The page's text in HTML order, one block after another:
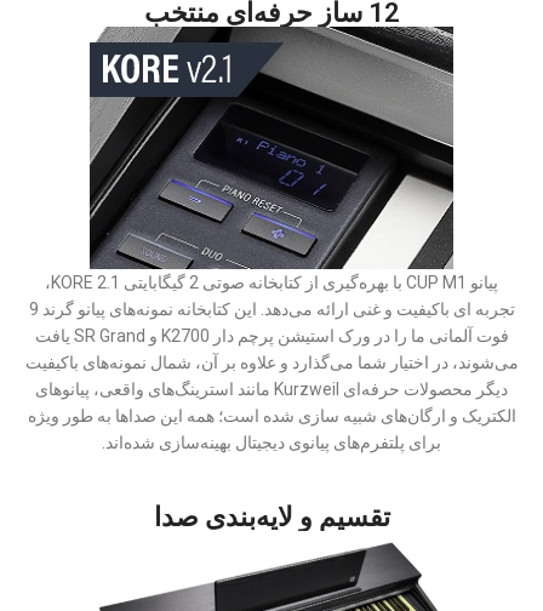
12 ساز حرفه‌ای منتخب
پیانو CUP M1 با بهره‌گیری از کتابخانه صوتی 2 گیگابایتی KORE 2.1،
تجربه ای باکیفیت و غنی ارائه می‌دهد. این کتابخانه نمونه‌های پیانو گرند 9
فوت آلمانی ما را در ورک استیشن پرچم دار K2700 و SR Grand یافت
می‌شوند، در اختیار شما می‌گذارد و علاوه بر آن، شمال نمونه‌های باکیفیت
دیگر محصولات حرفه‌ای Kurzweil مانند استرینگ‌های واقعی، پیانوهای
الکتریک و ارگان‌های شبیه سازی شده است؛ همه این صداها به طور ویژه
برای پلتفرم‌های پیانوی دیجیتال بهینه‌سازی شده‌اند.
تقسیم و لایه‌بندی صدا